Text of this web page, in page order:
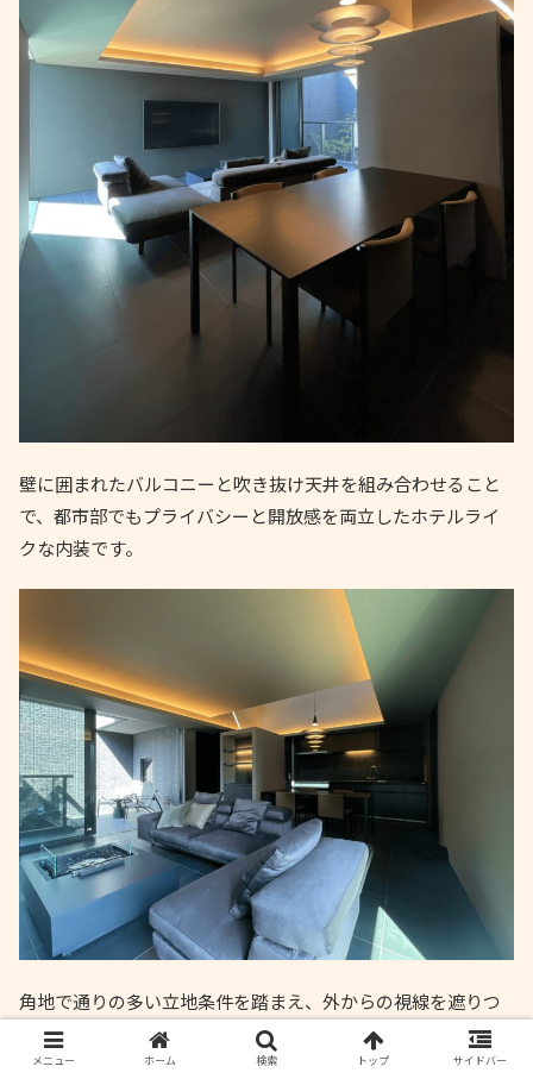
壁に囲まれたバルコニーと吹き抜け天井を組み合わせること
で、都市部でもプライバシーと開放感を両立したホテルライ
クな内装です。
角地で通りの多い立地条件を踏まえ、外からの視線を遮りつ
つ、内側に開く中庭のようなバルコニー空間を設計しまし
た。2階LDKは壁に囲まれた構成とすることで、周囲を気にせ
メニュー ホーム 検索 トップ サイドバー